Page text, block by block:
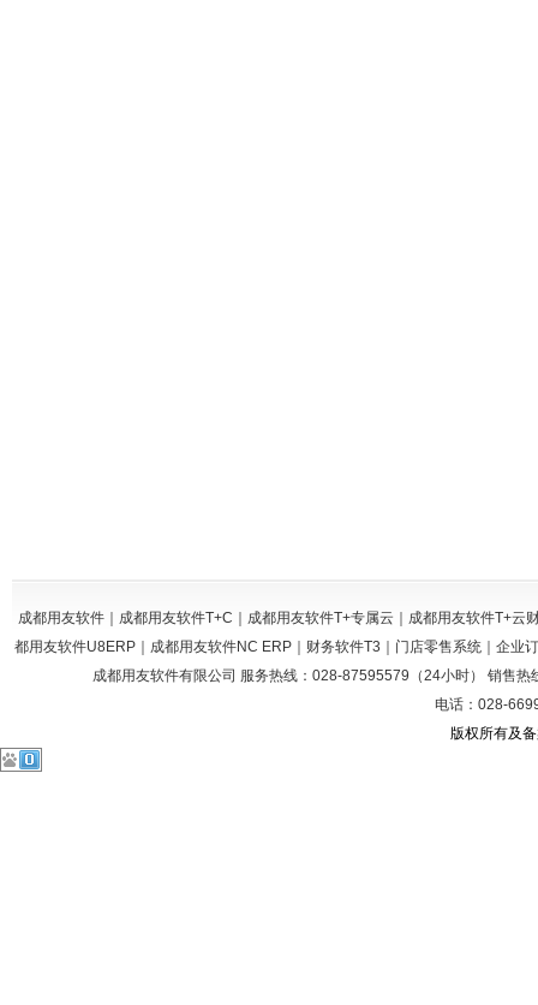
成都用友软件｜成都用友软件T+C｜成都用友软件T+专属云｜成都用友软件T+
都用友软件U8ERP｜成都用友软件NC ERP｜财务软件T3｜门店零售系统｜企
成都用友软件有限公司 服务热线：028-87595579（24小时） 销售
电话：028-
版权所有及